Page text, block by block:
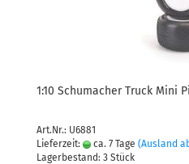
1:10 Schumacher Truck Mini
Art.Nr.: U6881
Lieferzeit:
ca. 7 Tage (Ausland
Lagerbestand: 3 Stück